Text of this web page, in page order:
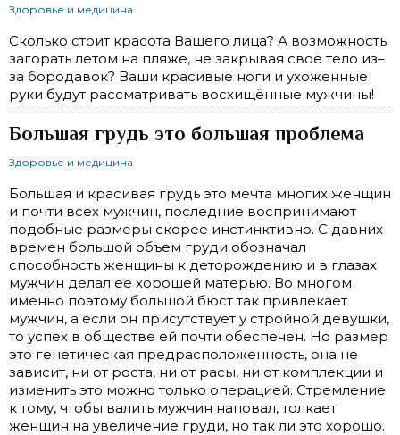
Здоровье и медицина
Сколько стоит красота Вашего лица? А возможность
загорать летом на пляже, не закрывая своё тело из–
за бородавок? Ваши красивые ноги и ухоженные
руки будут рассматривать восхищённые мужчины!
Большая грудь это большая проблема
Здоровье и медицина
Большая и красивая грудь это мечта многих женщин
и почти всех мужчин, последние воспринимают
подобные размеры скорее инстинктивно. С давних
времен большой объем груди обозначал
способность женщины к деторождению и в глазах
мужчин делал ее хорошей матерью. Во многом
именно поэтому большой бюст так привлекает
мужчин, а если он присутствует у стройной девушки,
то успех в обществе ей почти обеспечен. Но размер
это генетическая предрасположенность, она не
зависит, ни от роста, ни от расы, ни от комплекции и
изменить это можно только операцией. Стремление
к тому, чтобы валить мужчин наповал, толкает
женщин на увеличение груди, но так ли это хорошо.